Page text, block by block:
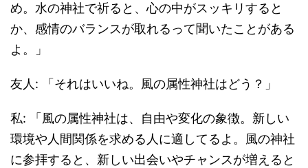
め。水の神社で祈ると、心の中がスッキリすると
か、感情のバランスが取れるって聞いたことがある
よ。」
友人: 「それはいいね。風の属性神社はどう？」
私: 「風の属性神社は、自由や変化の象徴。新しい
環境や人間関係を求める人に適してるよ。風の神社
に参拝すると、新しい出会いやチャンスが増えると